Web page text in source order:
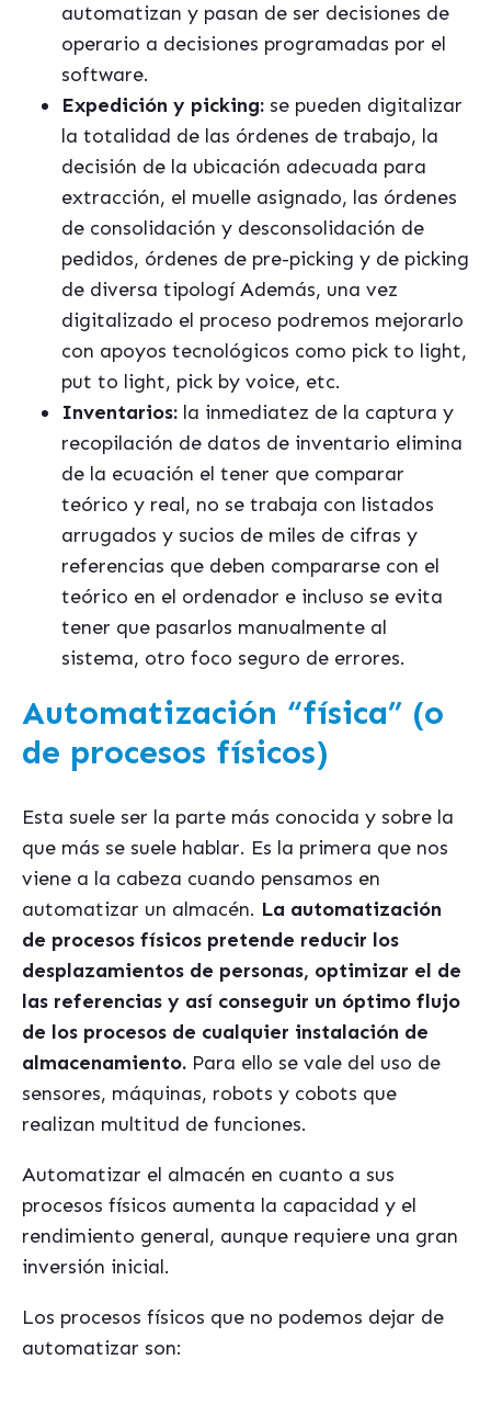
automatizan y pasan de ser decisiones de
operario a decisiones programadas por el
software.
Expedición y picking: se pueden digitalizar
la totalidad de las órdenes de trabajo, la
decisión de la ubicación adecuada para
extracción, el muelle asignado, las órdenes
de consolidación y desconsolidación de
pedidos, órdenes de pre-picking y de picking
de diversa tipologí Además, una vez
digitalizado el proceso podremos mejorarlo
con apoyos tecnológicos como pick to light,
put to light, pick by voice, etc.
Inventarios: la inmediatez de la captura y
recopilación de datos de inventario elimina
de la ecuación el tener que comparar
teórico y real, no se trabaja con listados
arrugados y sucios de miles de cifras y
referencias que deben compararse con el
teórico en el ordenador e incluso se evita
tener que pasarlos manualmente al
sistema, otro foco seguro de errores.
Automatización “física” (o
de procesos físicos)
Esta suele ser la parte más conocida y sobre la
que más se suele hablar. Es la primera que nos
viene a la cabeza cuando pensamos en
automatizar un almacén. La automatización
de procesos físicos pretende reducir los
desplazamientos de personas, optimizar el de
las referencias y así conseguir un óptimo flujo
de los procesos de cualquier instalación de
almacenamiento. Para ello se vale del uso de
sensores, máquinas, robots y cobots que
realizan multitud de funciones.
Automatizar el almacén en cuanto a sus
procesos físicos aumenta la capacidad y el
rendimiento general, aunque requiere una gran
inversión inicial.
Los procesos físicos que no podemos dejar de
automatizar son: